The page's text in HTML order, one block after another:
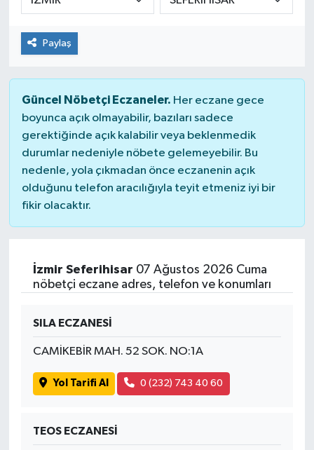
Paylaş
Güncel Nöbetçi Eczaneler. Her eczane gece
boyunca açık olmayabilir, bazıları sadece
gerektiğinde açık kalabilir veya beklenmedik
durumlar nedeniyle nöbete gelemeyebilir. Bu
nedenle, yola çıkmadan önce eczanenin açık
olduğunu telefon aracılığıyla teyit etmeniz iyi bir
fikir olacaktır.
İzmir Seferihisar 07 Ağustos 2026 Cuma
nöbetçi eczane adres, telefon ve konumları
SILA ECZANESİ
CAMİKEBİR MAH. 52 SOK. NO:1A
Yol Tarifi Al 0 (232) 743 40 60
TEOS ECZANESİ